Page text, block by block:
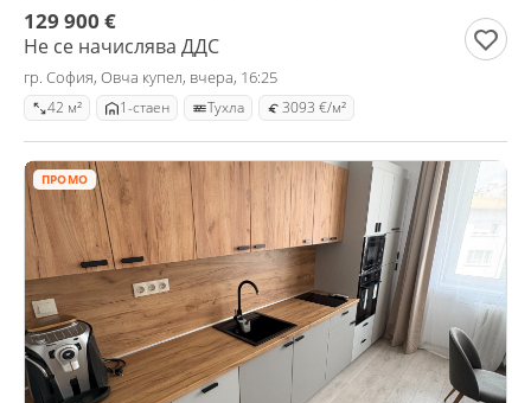
129 900 €
Не се начислява ДДС
гр. София, Овча купел, вчера, 16:25
42 м² 1-стаен Тухла 3093 €/м²
ПРОМО